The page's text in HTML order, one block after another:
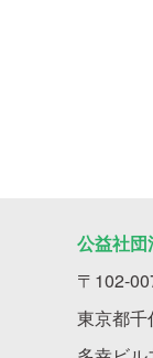
公益社
〒102-
東京都